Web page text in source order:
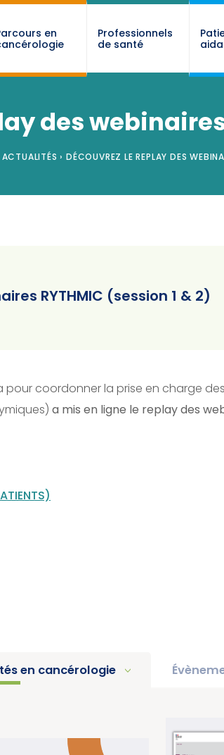
en
Professionnels
de santé
des webinaires
ACTUALITÉS › DÉCOUVREZ LE REPLAY DES
RYTHMIC (session 1 & 2)
pour coordonner la prise en charge
a mis en ligne le replay des
en cancérologie